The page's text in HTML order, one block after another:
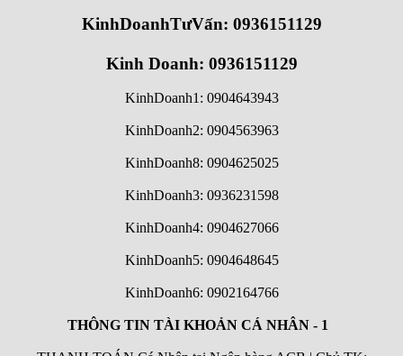
KinhDoanhTưVấn: 0936151129
Kinh Doanh: 0936151129
KinhDoanh1: 0904643943
KinhDoanh2: 0904563963
KinhDoanh8: 0904625025
KinhDoanh3: 0936231598
KinhDoanh4: 0904627066
KinhDoanh5: 0904648645
KinhDoanh6: 0902164766
THÔNG TIN TÀI KHOẢN CÁ NHÂN - 1